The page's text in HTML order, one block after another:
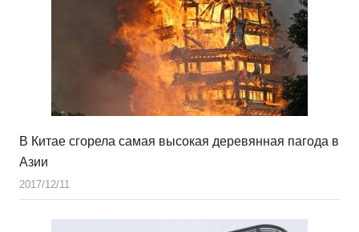
В Китае сгорела самая высокая деревянная пагода в
Азии
2017/12/11